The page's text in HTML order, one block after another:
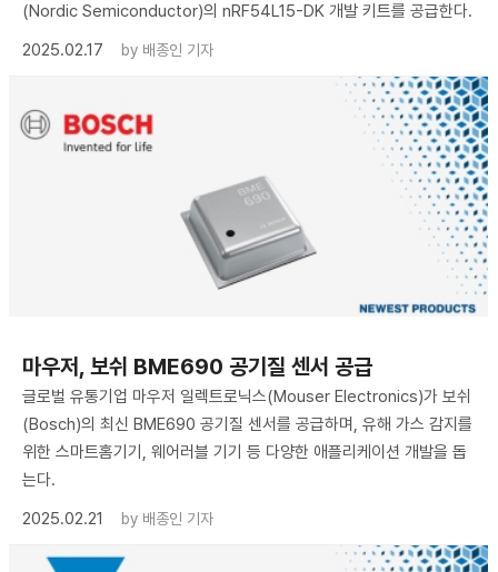
(Nordic Semiconductor)의 nRF54L15-DK 개발 키트를 공급한다.
2025.02.17
by 배종인 기자
마우저, 보쉬 BME690 공기질 센서 공급
글로벌 유통기업 마우저 일렉트로닉스(Mouser Electronics)가 보쉬
(Bosch)의 최신 BME690 공기질 센서를 공급하며, 유해 가스 감지를
위한 스마트홈기기, 웨어러블 기기 등 다양한 애플리케이션 개발을 돕
는다.
2025.02.21
by 배종인 기자